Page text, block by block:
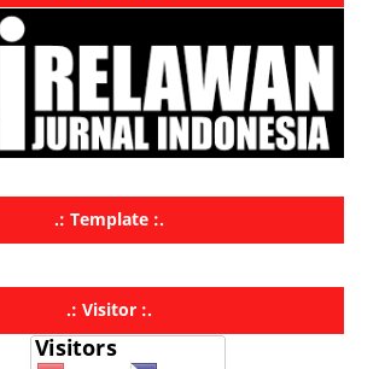
.: Template :.
.: Visitor :.